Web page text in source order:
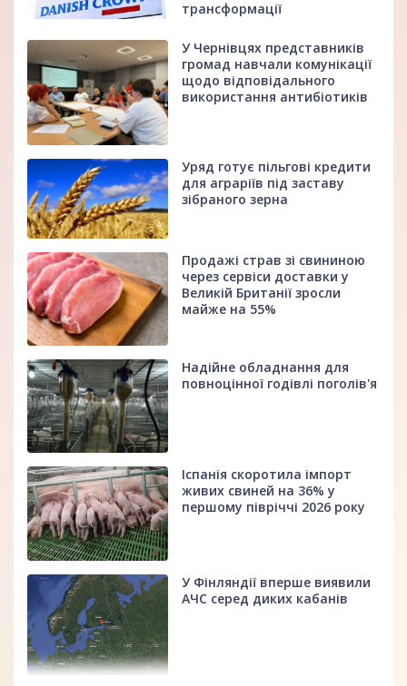
трансформації
У Чернівцях представників
громад навчали комунікації
щодо відповідального
використання антибіотиків
Уряд готує пільгові кредити
для аграріїв під заставу
зібраного зерна
Продажі страв зі свининою
через сервіси доставки у
Великій Британії зросли
майже на 55%
Надійне обладнання для
повноцінної годівлі поголів'я
Іспанія скоротила імпорт
живих свиней на 36% у
першому півріччі 2026 року
У Фінляндії вперше виявили
АЧС серед диких кабанів